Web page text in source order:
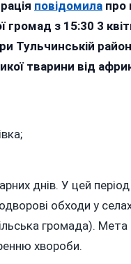
повідомила про
громад з 15:30 3
Тульчинській
тварини від
днів. У цей період
обходи у
громада). Мета
хвороби.